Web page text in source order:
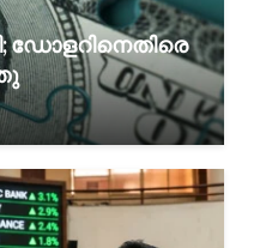
ഡോളറിനെതിരെ